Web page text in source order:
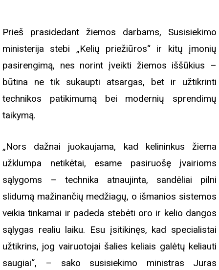
Prieš prasidedant žiemos darbams, Susisiekimo
ministerija stebi „Kelių priežiūros“ ir kitų įmonių
pasirengimą, nes norint įveikti žiemos iššūkius –
būtina ne tik sukaupti atsargas, bet ir užtikrinti
technikos patikimumą bei modernių sprendimų
taikymą.
„Nors dažnai juokaujama, kad kelininkus žiema
užklumpa netikėtai, esame pasiruošę įvairioms
sąlygoms – technika atnaujinta, sandėliai pilni
slidumą mažinančių medžiagų, o išmanios sistemos
veikia tinkamai ir padeda stebėti oro ir kelio dangos
sąlygas realiu laiku. Esu įsitikinęs, kad specialistai
užtikrins, jog vairuotojai šalies keliais galėtų keliauti
saugiai“, – sako susisiekimo ministras Juras